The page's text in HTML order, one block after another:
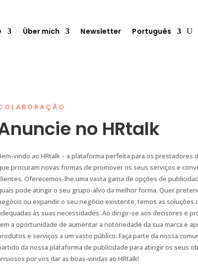
Über mich Newsletter Português
no HRtalk
vindo ao HRtalk – a plataforma perfeita para os prestadores
procuram novas formas de promover os seus serviços e
Oferecemos-lhe uma vasta gama de opções de
pode atingir o seu grupo-alvo da melhor forma. Quer
ou expandir o seu negócio existente, temos as soluções
às suas necessidades. Ao dirigir-se aos decisores e
a oportunidade de aumentar a notoriedade da sua marca e
e serviços a um vasto público. Faça parte da nossa
da nossa plataforma de publicidade para atingir os seus
por vos dar as boas-vindas ao HRtalk!